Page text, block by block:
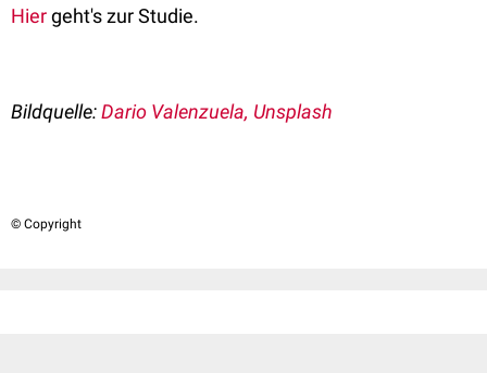
Hiergeht's zur Studie.
Bildquelle:Dario Valenzuela, Unsplash
© Copyright